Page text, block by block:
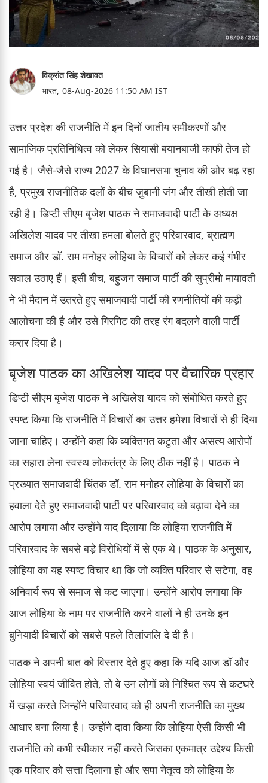
विक्रांत सिंह शेखावत
भारत, 08-Aug-2026 11:50 AM IST
उत्तर प्रदेश की राजनीति में इन दिनों जातीय समीकरणों और
सामाजिक प्रतिनिधित्व को लेकर सियासी बयानबाजी काफी तेज हो
गई है। जैसे-जैसे राज्य 2027 के विधानसभा चुनाव की ओर बढ़ रहा
है, प्रमुख राजनीतिक दलों के बीच जुबानी जंग और तीखी होती जा
रही है। डिप्टी सीएम बृजेश पाठक ने समाजवादी पार्टी के अध्यक्ष
अखिलेश यादव पर तीखा हमला बोलते हुए परिवारवाद, ब्राह्मण
समाज और डॉ. राम मनोहर लोहिया के विचारों को लेकर कई गंभीर
सवाल उठाए हैं। इसी बीच, बहुजन समाज पार्टी की सुप्रीमो मायावती
ने भी मैदान में उतरते हुए समाजवादी पार्टी की रणनीतियों की कड़ी
आलोचना की है और उसे गिरगिट की तरह रंग बदलने वाली पार्टी
करार दिया है।
बृजेश पाठक का अखिलेश यादव पर वैचारिक प्रहार
डिप्टी सीएम बृजेश पाठक ने अखिलेश यादव को संबोधित करते हुए
स्पष्ट किया कि राजनीति में विचारों का उत्तर हमेशा विचारों से ही दिया
जाना चाहिए। उन्होंने कहा कि व्यक्तिगत कटुता और असत्य आरोपों
का सहारा लेना स्वस्थ लोकतंत्र के लिए ठीक नहीं है। पाठक ने
प्रख्यात समाजवादी चिंतक डॉ. राम मनोहर लोहिया के विचारों का
हवाला देते हुए समाजवादी पार्टी पर परिवारवाद को बढ़ावा देने का
आरोप लगाया और उन्होंने याद दिलाया कि लोहिया राजनीति में
परिवारवाद के सबसे बड़े विरोधियों में से एक थे। पाठक के अनुसार,
लोहिया का यह स्पष्ट विचार था कि जो व्यक्ति परिवार से सटेगा, वह
अनिवार्य रूप से समाज से कट जाएगा। उन्होंने आरोप लगाया कि
आज लोहिया के नाम पर राजनीति करने वालों ने ही उनके इन
बुनियादी विचारों को सबसे पहले तिलांजलि दे दी है।
पाठक ने अपनी बात को विस्तार देते हुए कहा कि यदि आज डॉ और
लोहिया स्वयं जीवित होते, तो वे उन लोगों को निश्चित रूप से कटघरे
में खड़ा करते जिन्होंने परिवारवाद को ही अपनी राजनीति का मुख्य
आधार बना लिया है। उन्होंने दावा किया कि लोहिया ऐसी किसी भी
राजनीति को कभी स्वीकार नहीं करते जिसका एकमात्र उद्देश्य किसी
एक परिवार को सत्ता दिलाना हो और सपा नेतृत्व को लोहिया के